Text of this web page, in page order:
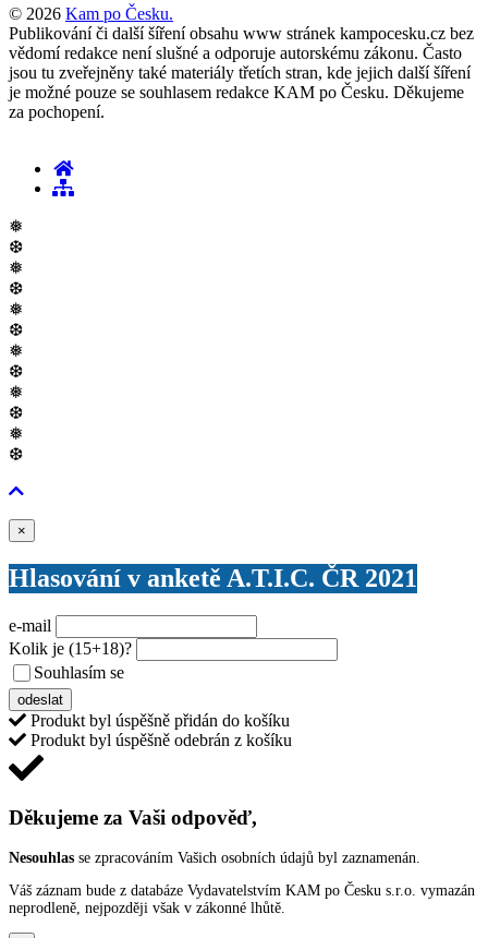
© 2026 Kam po Česku.
Publikování či další šíření obsahu www stránek kampocesku.cz bez
vědomí redakce není slušné a odporuje autorskému zákonu. Často
jsou tu zveřejněny také materiály třetích stran, kde jejich další šíření
je možné pouze se souhlasem redakce KAM po Česku. Děkujeme
za pochopení.
❅
❆
❅
❆
❅
❆
❅
❆
❅
❆
❅
❆
×
Hlasování v anketě A.T.I.C. ČR 2021
e-mail
Kolik je (15+18)?
Souhlasím se
odeslat
Produkt byl úspěšně přidán do košíku
Produkt byl úspěšně odebrán z košíku
Děkujeme za Vaši odpověď,
Nesouhlas se zpracováním Vašich osobních údajů byl zaznamenán.
Váš záznam bude z databáze Vydavatelstvím KAM po Česku s.r.o. vymazán
neprodleně, nejpozději však v zákonné lhůtě.